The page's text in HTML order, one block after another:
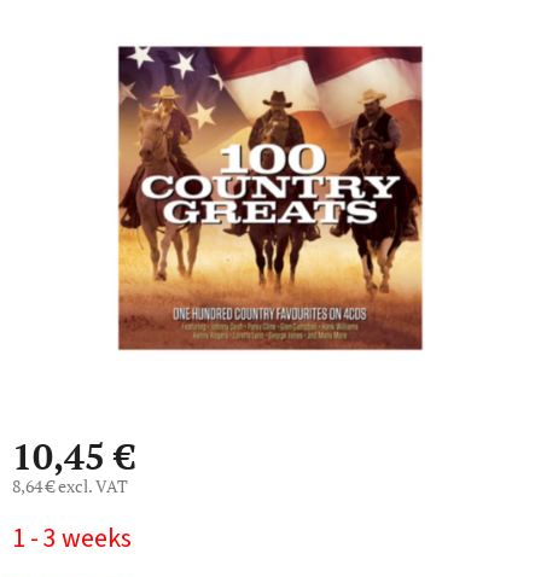
10,45 €
8,64 € excl. VAT
price:
1 - 3 weeks